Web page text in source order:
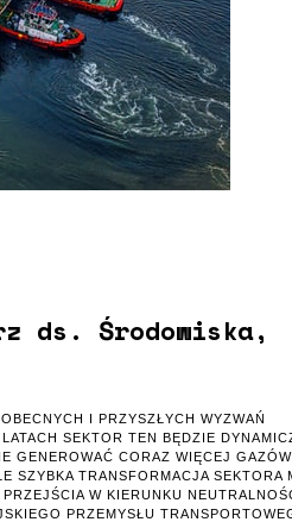
ds. Środowiska,
I PRZYSZŁYCH WYZWAŃ
SEKTOR TEN BĘDZIE
GENEROWAĆ CORAZ WIĘCEJ GAZÓW
SZYBKA TRANSFORMACJA SEKTORA
W KIERUNKU
PRZEMYSŁU